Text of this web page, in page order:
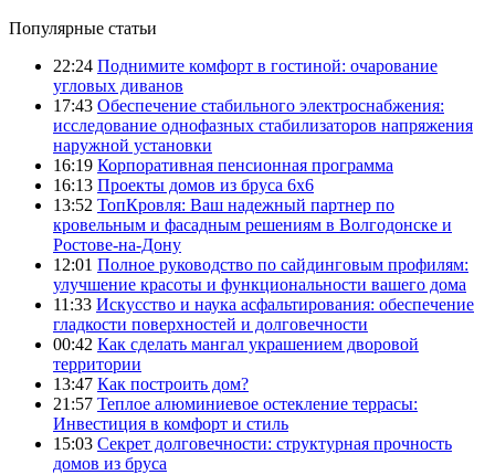
Популярные статьи
22:24 Поднимите комфорт в гостиной: очарование
угловых диванов
17:43 Обеспечение стабильного электроснабжения:
исследование однофазных стабилизаторов напряжения
наружной установки
16:19 Корпоративная пенсионная программа
16:13 Проекты домов из бруса 6х6
13:52 ТопКровля: Ваш надежный партнер по
кровельным и фасадным решениям в Волгодонске и
Ростове-на-Дону
12:01 Полное руководство по сайдинговым профилям:
улучшение красоты и функциональности вашего дома
11:33 Искусство и наука асфальтирования: обеспечение
гладкости поверхностей и долговечности
00:42 Как сделать мангал украшением дворовой
территории
13:47 Как построить дом?
21:57 Теплое алюминиевое остекление террасы:
Инвестиция в комфорт и стиль
15:03 Секрет долговечности: структурная прочность
домов из бруса